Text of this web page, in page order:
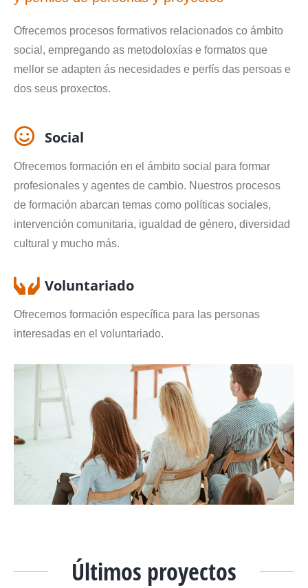
Ofrecemos procesos formativos relacionados co ámbito
social, empregando as metodoloxías e formatos que
mellor se adapten ás necesidades e perfís das persoas e
dos seus proxectos.
Social
Ofrecemos formación en el ámbito social para formar
profesionales y agentes de cambio. Nuestros procesos
de formación abarcan temas como políticas sociales,
intervención comunitaria, igualdad de género, diversidad
cultural y mucho más.
Voluntariado
Ofrecemos formación específica para las personas
interesadas en el voluntariado.
Últimos proyectos